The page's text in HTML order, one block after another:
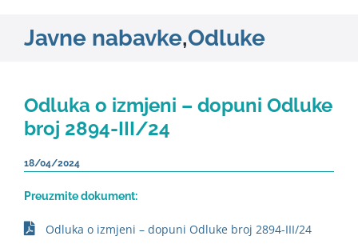
Javne nabavke,Odluke
Odluka o izmjeni – dopuni Odluke
broj 2894-III/24
18/04/2024
Preuzmite dokument:
Odluka o izmjeni – dopuni Odluke broj 2894-III/24